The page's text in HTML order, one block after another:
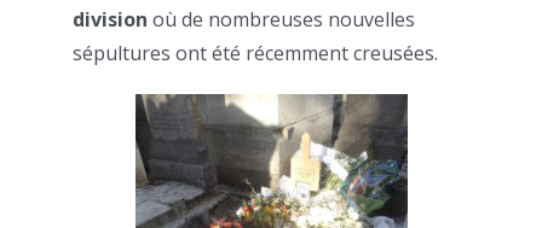
division où de nombreuses nouvelles
sépultures ont été récemment creusées.